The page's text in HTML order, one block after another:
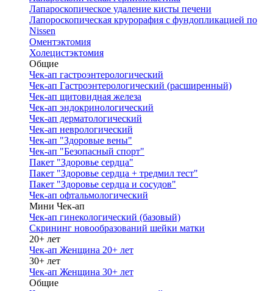
Лапароскопическое удаление кисты печени
Лапороскопическая крурорафия с фундопликацией по
Nissen
Оментэктомия
Холецистэктомия
Общие
Чек-ап гастроэнтерологический
Чек-ап Гастроэнтерологический (расширенный)
Чек-ап щитовидная железа
Чек-ап эндокринологический
Чек-ап дерматологический
Чек-ап неврологический
Чек-ап "Здоровые вены"
Чек-ап "Безопасный спорт"
Пакет "Здоровье сердца"
Пакет "Здоровье сердца + тредмил тест"
Пакет "Здоровье сердца и сосудов"
Чек-ап офтальмологический
Мини Чек-ап
Чек-ап гинекологический (базовый)
Скрининг новообразований шейки матки
20+ лет
Чек-ап Женщина 20+ лет
30+ лет
Чек-ап Женщина 30+ лет
Общие